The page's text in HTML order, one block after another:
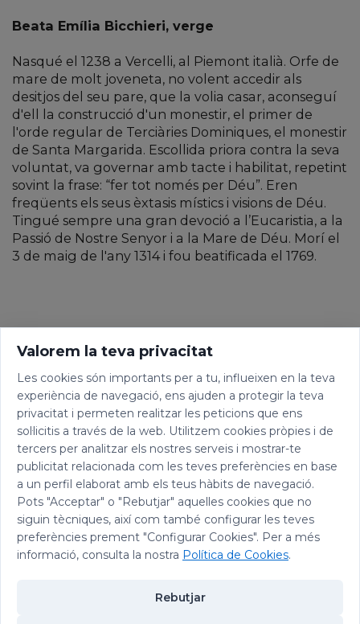
Beata Emília Bicchieri, verge
Nasqué el 1238 a Vercelli, al Piemont italià. Orfe de
mare de molt joveneta, no volent accedir als
desitjos del seu pare, que la volia casar, aconseguí
d'ell la construcció d'un monestir, el primer de
l'orde regular de Terciàries Dominiques, el monestir
de Santa Margarida. Escollida priora contra la seva
voluntat, va governar amb tacte i habilitat, repetint
sovint la frase: “fer tot només per Déu”. Eren
freqüents els seus èxtasis místics i visions de Déu.
Tingué sempre una gran devoció a l’Eucaristia, a la
Passió de Nostre Senyor i a la Mare de Déu. Morí el
3 de maig de l'any 1314 i fou beatificada el 1769.
Valorem la teva privacitat
Les cookies són importants per a tu, influeixen en la teva
experiència de navegació, ens ajuden a protegir la teva
privacitat i permeten realitzar les peticions que ens
sol·licitis a través de la web. Utilitzem cookies pròpies i de
tercers per analitzar els nostres serveis i mostrar-te
publicitat relacionada com les teves preferències en base
a un perfil elaborat amb els teus hàbits de navegació.
Pots "Acceptar" o "Rebutjar" aquelles cookies que no
siguin tècniques, així com també configurar les teves
preferències prement "Configurar Cookies". Per a més
informació, consulta la nostra Política de Cookies.
Rebutjar